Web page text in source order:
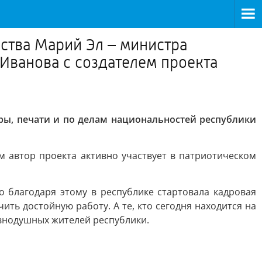
Марий Эл – министра
с создателем проекта
печати и по делам национальностей республики
проекта активно участвует в патриотическом
этому в республике стартовала кадровая
достойную работу. А те, кто сегодня находится на
жителей республики.